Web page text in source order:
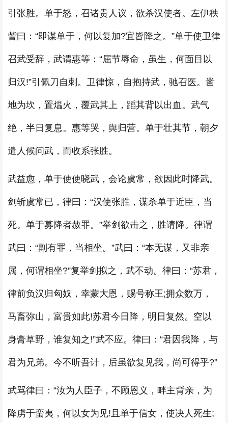
引张胜。单于怒，召诸贵人议，欲杀汉使者。左伊秩
訾曰：“即谋单于，何以复加?宜皆降之。”单于使卫律
召武受辞，武谓惠等：“屈节辱命，虽生，何面目以
归汉!”引佩刀自刺。卫律惊，自抱持武，驰召医。凿
地为坎，置煴火，覆武其上，蹈其背以出血。武气
绝，半日复息。惠等哭，舆归营。单于壮其节，朝夕
遣人候问武，而收系张胜。
武益愈，单于使使晓武，会论虞常，欲因此时降武。
剑斩虞常已，律曰：“汉使张胜，谋杀单于近臣，当
死。单于募降者赦罪。”举剑欲击之，胜请降。律谓
武曰：“副有罪，当相坐。”武曰：“本无谋，又非亲
属，何谓相坐?”复举剑拟之，武不动。律曰：“苏君，
律前负汉归匈奴，幸蒙大恩，赐号称王;拥众数万，
马畜弥山，富贵如此!苏君今日降，明日复然。空以
身膏草野，谁复知之!”武不应。律曰：“君因我降，与
君为兄弟。今不听吾计，后虽欲复见我，尚可得乎?”
武骂律曰：“汝为人臣子，不顾恩义，畔主背亲，为
降虏于蛮夷，何以女为见!且单于信女，使决人死生;